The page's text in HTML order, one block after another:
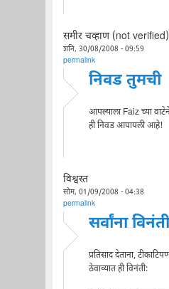
समीर चव्हाण (not verified)
शनि, 30/08/2008 - 09:59
permalink
निवड तुमची
आपल्याला Faiz च्या
ही निवड आपापली आहे!
विश्वस्त
सोम, 01/09/2008 - 04:38
permalink
सर्वांना विनंती
प्रतिसाद देताना,
ठेवाव्यात ही विनंती: